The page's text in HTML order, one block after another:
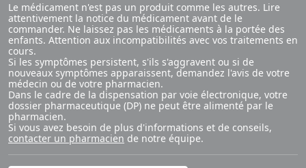
Le médicament n'est pas un produit comme les autres. Lire
attentivement la notice du médicament avant de le
commander. Ne laissez pas les médicaments à la portée des
enfants. Attention aux incompatibilités avec vos traitements en
cours.
Si les symptômes persistent, s'ils s'aggravent ou si de
nouveaux symptômes apparaissent, demandez l'avis de votre
médecin ou de votre pharmacien.
Dans le cadre de la dispensation par voie électronique, votre
dossier pharmaceutique (DP) ne peut être alimenté par le
pharmacien.
Si vous avez besoin de plus d'informations et de conseils,
contacter un pharmacien de notre équipe.